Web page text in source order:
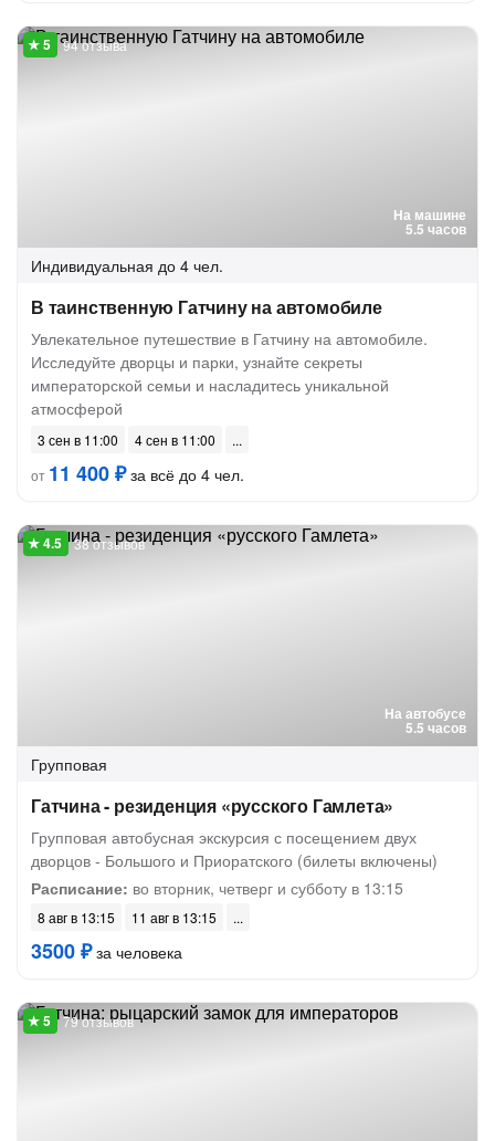
На машине
5.5 часов
94 отзыва
Индивидуальная до 4 чел.
В таинственную Гатчину на автомобиле
Увлекательное путешествие в Гатчину на автомобиле.
Исследуйте дворцы и парки, узнайте секреты
императорской семьи и насладитесь уникальной
атмосферой
3 сен в 11:00
4 сен в 11:00
от 11 400 ₽за всё до 4 чел.
На автобусе
5.5 часов
38 отзывов
Групповая
Гатчина - резиденция «русского Гамлета»
Групповая автобусная экскурсия с посещением двух
дворцов - Большого и Приоратского (билеты включены)
Расписание: во вторник, четверг и субботу в 13:15
8 авг в 13:15 11 авг в 13:15
3500 ₽за человека
79 отзывов